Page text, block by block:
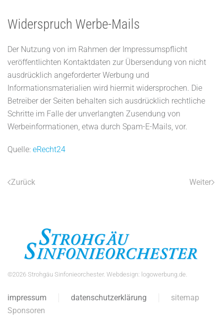
Widerspruch Werbe-Mails
Der Nutzung von im Rahmen der Impressumspflicht
veröffentlichten Kontaktdaten zur Übersendung von nicht
ausdrücklich angeforderter Werbung und
Informationsmaterialien wird hiermit widersprochen. Die
Betreiber der Seiten behalten sich ausdrücklich rechtliche
Schritte im Falle der unverlangten Zusendung von
Werbeinformationen, etwa durch Spam-E-Mails, vor.
Quelle: eRecht24
Zurück Weiter
©2026 Strohgäu Sinfonieorchester. Webdesign: logowerbung.de.
impressum datenschutzerklärung
sitemap
Sponsoren